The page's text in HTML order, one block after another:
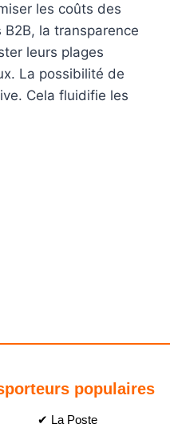
les coûts des
la transparence
leurs plages
La possibilité de
Cela fluidifie les
populaires
✔ La Poste